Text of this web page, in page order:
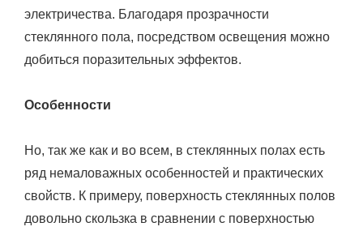
электричества. Благодаря прозрачности
стеклянного пола, посредством освещения можно
добиться поразительных эффектов.
Особенности
Но, так же как и во всем, в стеклянных полах есть
ряд немаловажных особенностей и практических
свойств. К примеру, поверхность стеклянных полов
довольно скользка в сравнении с поверхностью